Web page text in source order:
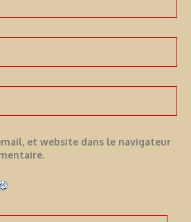
et website dans le navigateur